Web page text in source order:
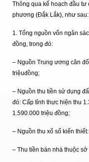
Thông qua kế hoạch đầu
phương (Đắk Lắk), như sau:
1. Tổng nguồn vốn ngân
đồng, trong đó:
– Nguồn Trung ương cân
triệuđồng;
– Nguồn thu tiền sử dụng
đó: Cấp tỉnh thực hiện thu
1.590.000 triệu đồng;
– Nguồn thu xổ số kiến
– Thu tiền bán nhà thuộc